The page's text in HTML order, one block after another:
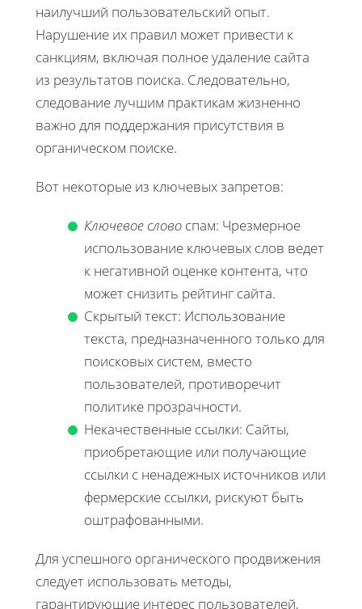
наилучший пользовательский опыт.
Нарушение их правил может привести к
санкциям, включая полное удаление сайта
из результатов поиска. Следовательно,
следование лучшим практикам жизненно
важно для поддержания присутствия в
органическом поиске.
Вот некоторые из ключевых запретов:
Ключевое слово спам: Чрезмерное
использование ключевых слов ведет
к негативной оценке контента, что
может снизить рейтинг сайта.
Скрытый текст: Использование
текста, предназначенного только для
поисковых систем, вместо
пользователей, противоречит
политике прозрачности.
Некачественные ссылки: Сайты,
приобретающие или получающие
ссылки с ненадежных источников или
фермерские ссылки, рискуют быть
оштрафованными.
Для успешного органического продвижения
следует использовать методы,
гарантирующие интерес пользователей,